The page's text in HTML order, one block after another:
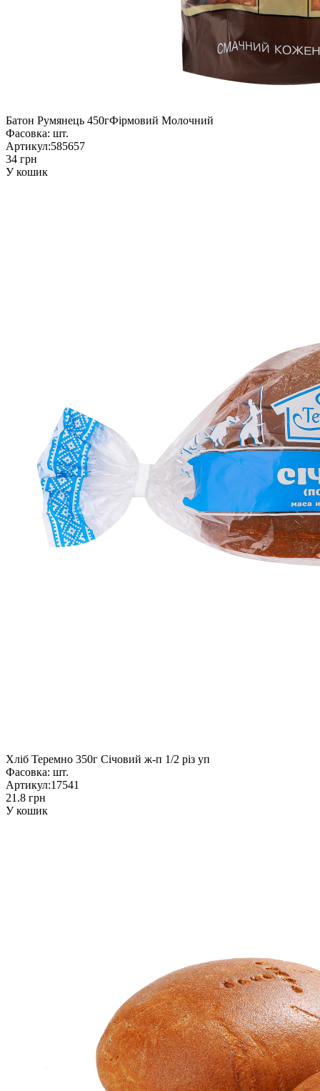
Батон Румянець 450гФірмовий Молочний
Фасовка: шт.
Артикул:585657
34 грн
У кошик
Хліб Теремно 350г Січовий ж-п 1/2 різ уп
Фасовка: шт.
Артикул:17541
21.8 грн
У кошик